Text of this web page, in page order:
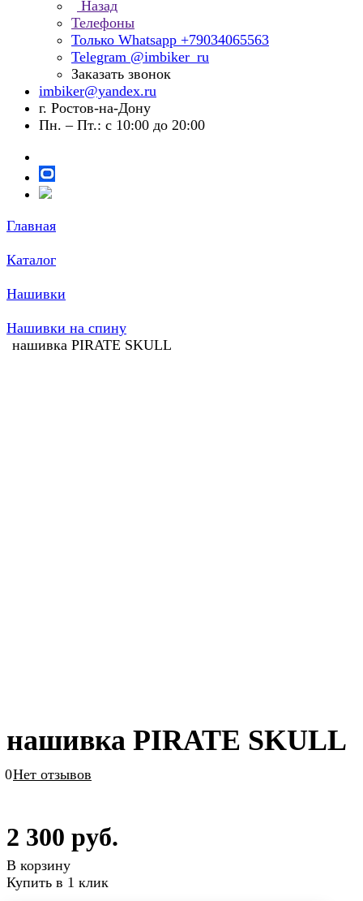
Назад
Телефоны
Только Whatsapp +79034065563
Telegram @imbiker_ru
Заказать звонок
imbiker@yandex.ru
г. Ростов-на-Дону
Пн. – Пт.: с 10:00 до 20:00
Главная
Каталог
Нашивки
Нашивки на спину
нашивка PIRATE SKULL
нашивка PIRATE SKULL
0Нет отзывов
2 300 руб.
В корзину
Купить в 1 клик